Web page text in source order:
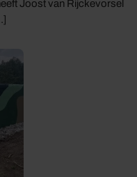
Joost van Rijckevorsel